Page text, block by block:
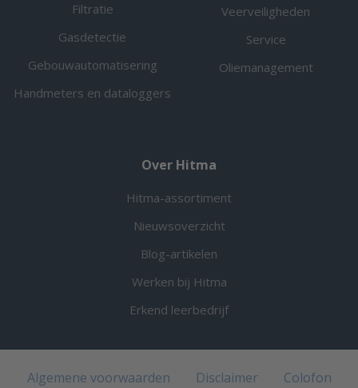
Filtratie
Gasdetectie
Gebouwautomatisering
Handmeters en dataloggers
Veerveiligheden
Service
Oliemanagement
Over Hitma
Hitma-assortiment
Nieuwsoverzicht
Blog-artikelen
Werken bij Hitma
Erkend leerbedrijf
Algemene voorwaarden Disclaimer
Colofon